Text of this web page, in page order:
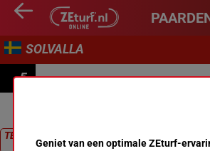
SOLVALLA
5
TERUG NAAR
RACEGeniet van een optimale ZEturf-